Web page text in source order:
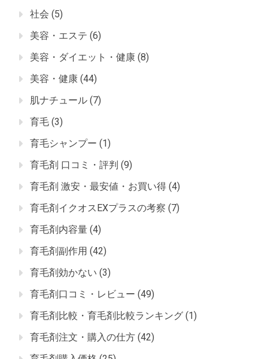
社会 (5)
美容・エステ (6)
美容・ダイエット・健康 (8)
美容・健康 (44)
肌ナチュール (7)
育毛 (3)
育毛シャンプー (1)
育毛剤 口コミ・評判 (9)
育毛剤 激安・最安値・お買い得 (4)
育毛剤イクオスEXプラスの考察 (7)
育毛剤内容量 (4)
育毛剤副作用 (42)
育毛剤効かない (3)
育毛剤口コミ・レビュー (49)
育毛剤比較・育毛剤比較ランキング (1)
育毛剤注文・購入の仕方 (42)